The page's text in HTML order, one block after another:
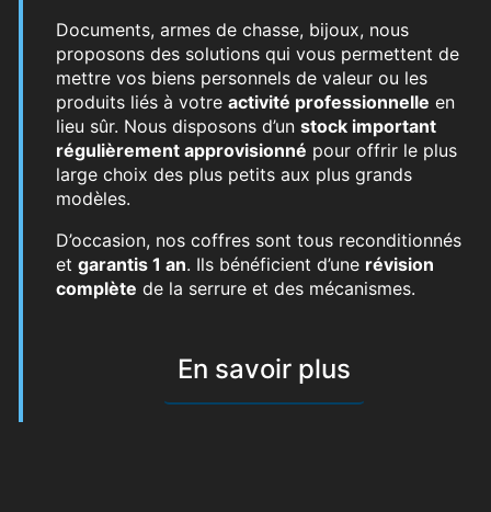
Documents, armes de chasse, bijoux, nous
proposons des solutions qui vous permettent de
mettre vos biens personnels de valeur ou les
produits liés à votre activité professionnelle en
lieu sûr. Nous disposons d’un stock important
régulièrement approvisionné pour offrir le plus
large choix des plus petits aux plus grands
modèles.
D’occasion, nos coffres sont tous reconditionnés
et garantis 1 an. Ils bénéficient d’une révision
complète de la serrure et des mécanismes.
En savoir plus